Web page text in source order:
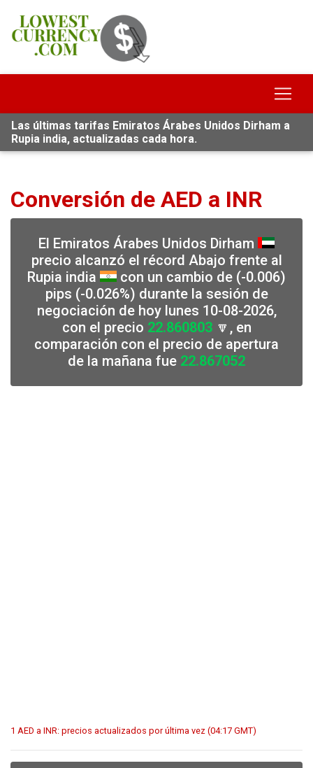
Las últimas tarifas Emiratos Árabes Unidos Dirham a
Rupia india, actualizadas cada hora.
Conversión de AED a INR
El Emiratos Árabes Unidos Dirham
precio alcanzó el récord Abajo frente al
Rupia india
con un cambio de (-0.006)
pips (-0.026%) durante la sesión de
negociación de hoy lunes 10-08-2026,
con el precio 22.860803🔽, en
comparación con el precio de apertura
de la mañana fue 22.867052
1 AED a INR: precios actualizados por última vez (04:17 GMT)